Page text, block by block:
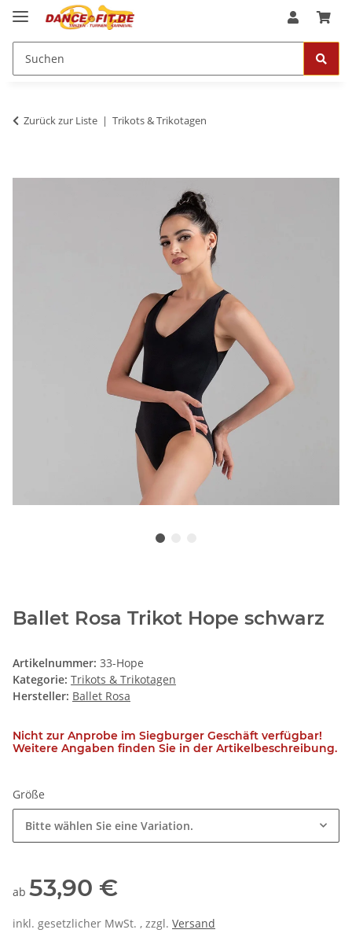
Zurück zur Liste Trikots & Trikotagen
Ballet Rosa Trikot Hope schwarz
Artikelnummer: 33-Hope
Kategorie: Trikots & Trikotagen
Hersteller: Ballet Rosa
Nicht zur Anprobe im Siegburger Geschäft verfügbar!
Weitere Angaben finden Sie in der Artikelbeschreibung.
Größe
Bitte wählen Sie eine Variation.
ab 53,90 €
inkl. gesetzlicher MwSt. , zzgl. Versand